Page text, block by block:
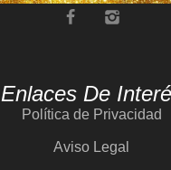
Enlaces De
Política de Privacidad
Aviso Legal